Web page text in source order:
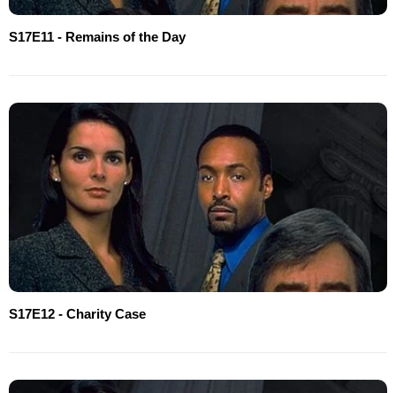
S17E11 - Remains of the Day
S17E12 - Charity Case